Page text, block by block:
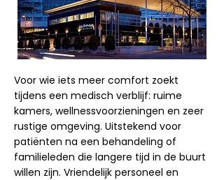
Voor wie iets meer comfort zoekt
tijdens een medisch verblijf: ruime
kamers, wellnessvoorzieningen en zeer
rustige omgeving. Uitstekend voor
patiënten na een behandeling of
familieleden die langere tijd in de buurt
willen zijn. Vriendelijk personeel en